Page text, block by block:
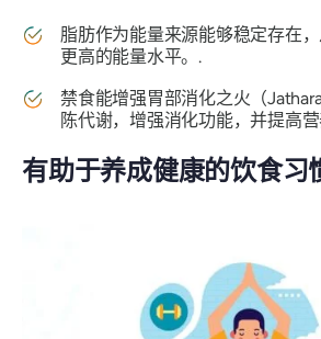
脂肪作为能量来源能够稳定存在，
更高的能量水平。.
禁食能增强胃部消化之火（
陈代谢，增强消化功能，并提高
有助于养成健康的饮食习